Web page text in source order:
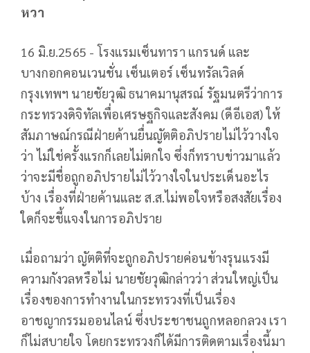
หวา
16 มิ.ย.2565 - โรงแรมเซ็นทารา แกรนด์ และ
บางกอกคอนเวนชั่น เซ็นเตอร์ เซ็นทรัลเวิลด์
กรุงเทพฯ นายชัยวุฒิ ธนาคมานุสรณ์ รัฐมนตรีว่าการ
กระทรวงดิจิทัลเพื่อเศรษฐกิจและสังคม (ดีอีเอส) ให้
สัมภาษณ์กรณีฝ่ายค้านยื่นญัตติอภิปรายไม่ไว้วางใจ
ว่า ไม่ใช่ครั้งแรกก็เลยไม่ตกใจ ซึ่งก็ทราบข่าวมาแล้ว
ว่าจะมีชื่อถูกอภิปรายไม่ไว้วางใจในประเด็นอะไร
บ้าง เรื่องที่ฝ่ายค้านและ ส.ส.ไม่พอใจหรือสงสัยเรื่อง
ใดก็จะชี้แจงในการอภิปราย
เมื่อถามว่า ญัตติที่จะถูกอภิปรายค่อนข้างรุนแรงมี
ความกังวลหรือไม่ นายชัยวุฒิกล่าวว่า ส่วนใหญ่เป็น
เรื่องของการทำงานในกระทรวงที่เป็นเรื่อง
อาชญากรรมออนไลน์ ซึ่งประชาชนถูกหลอกลวง เรา
ก็ไม่สบายใจ โดยกระทรวงก็ได้มีการติดตามเรื่องนี้มา